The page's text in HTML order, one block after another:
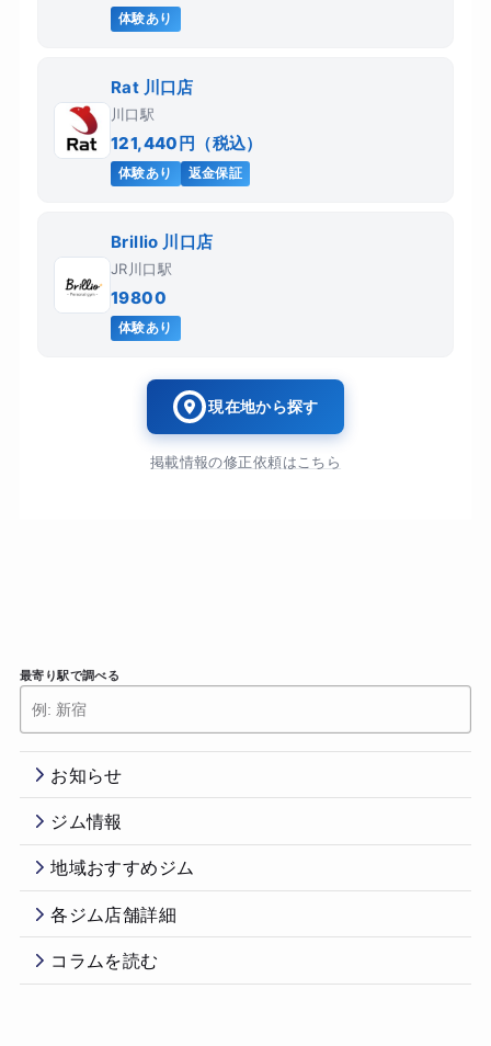
体験あり
Rat 川口店
川口駅
121,440円（税込）
体験あり 返金保証
Brillio 川口店
JR川口駅
19800
体験あり
現在地から探す
掲載情報の修正依頼はこちら
最寄り駅で調べる
お知らせ
ジム情報
地域おすすめジム
各ジム店舗詳細
コラムを読む